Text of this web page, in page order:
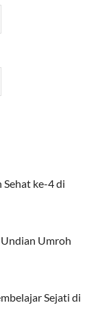
ke-4 di
Undian Umroh
Sejati di